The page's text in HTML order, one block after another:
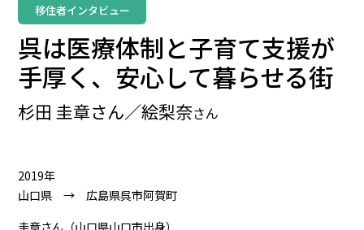
移住者インタビュー
呉は医療体制と子育て支援が
手厚く、安心して暮らせる街
杉田 圭章さん／絵梨奈さん
2019年
山口県 → 広島県呉市阿賀町
圭章さん（山口県山口市出身）